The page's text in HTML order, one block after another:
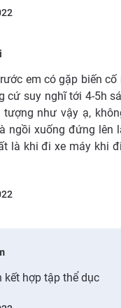
em có gặp biến
cứ suy nghĩ tới 4-5h
tượng như vậy ạ,
ngồi xuống đứng lên
là khi đi xe máy khi
kết hợp tập thể dục